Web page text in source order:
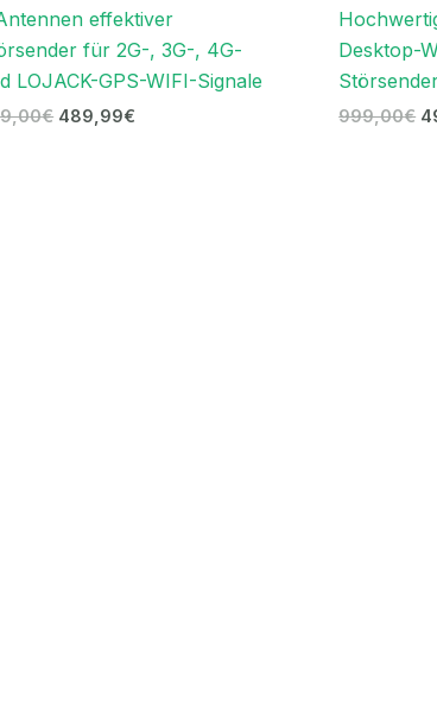
effektiver
für 2G-, 3G-, 4G-
LOJACK-GPS-WIFI-Signale
€ 489,99€
Desktop-
999,00€